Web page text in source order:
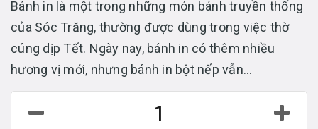
Bánh in là một trong những món bánh truyền thống
của Sóc Trăng, thường được dùng trong việc thờ
cúng dịp Tết. Ngày nay, bánh in có thêm nhiều
hương vị mới, nhưng bánh in bột nếp vẫn...